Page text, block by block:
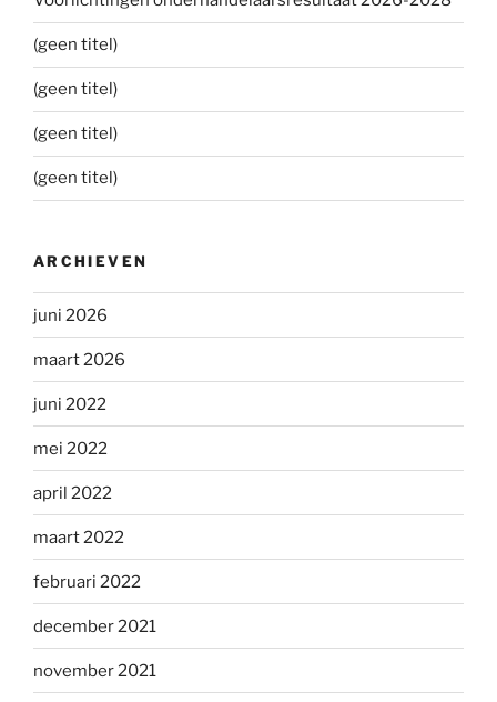
(geen titel)
(geen titel)
(geen titel)
(geen titel)
ARCHIEVEN
juni 2026
maart 2026
juni 2022
mei 2022
april 2022
maart 2022
februari 2022
december 2021
november 2021